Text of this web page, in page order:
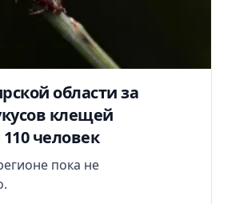
области за
клещей
человек
пока не